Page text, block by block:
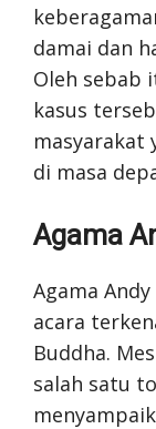
damai dan
Oleh sebab
kasus
masyarakat
di masa
Agama
Agama
acara
Buddha.
salah satu